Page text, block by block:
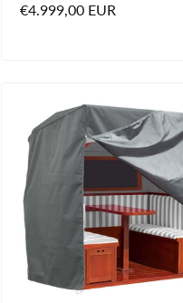
Normaler
€4.999,00 EUR